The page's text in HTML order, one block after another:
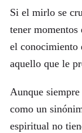
Si el mirlo se
tener
el conocimiento
aquello que le
Aunque
como un
espiritual no